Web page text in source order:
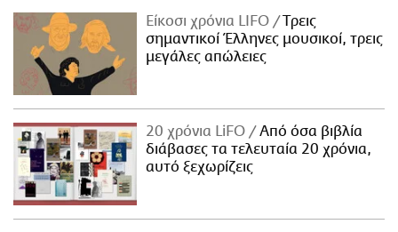
Είκοσι χρόνια LIFO
Tρεις
σημαντικοί Έλληνες μουσικοί, τρεις
μεγάλες απώλειες
20 χρόνια LiFO
Από όσα βιβλία
διάβασες τα τελευταία 20 χρόνια,
αυτό ξεχωρίζεις